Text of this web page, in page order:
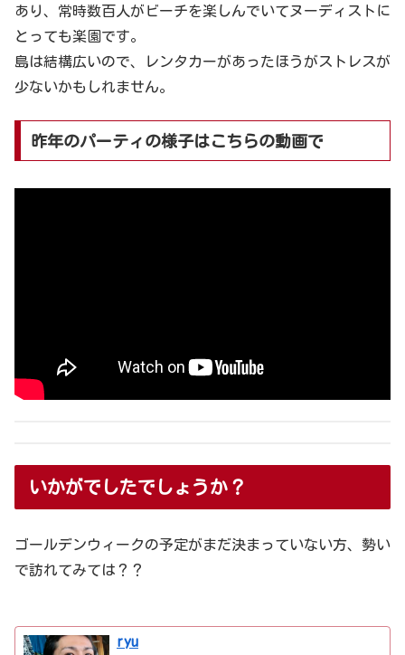
あり、常時数百人がビーチを楽しんでいてヌーディストに
とっても楽園です。
島は結構広いので、レンタカーがあったほうがストレスが
少ないかもしれません。
昨年のパーティの様子はこちらの動画で
いかがでしたでしょうか？
ゴールデンウィークの予定がまだ決まっていない方、勢い
で訪れてみては？？
ryu